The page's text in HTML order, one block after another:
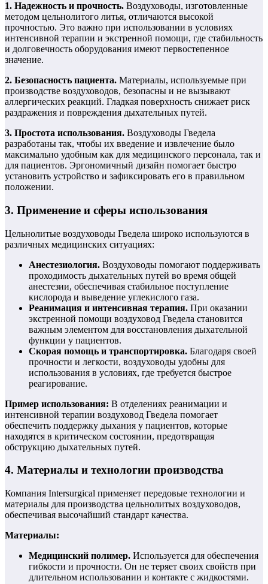
1. Надежность и прочность. Воздуховоды, изготовленные
методом цельнолитого литья, отличаются высокой
прочностью. Это важно при использовании в условиях
интенсивной терапии и экстренной помощи, где стабильность
и долговечность оборудования имеют первостепенное
значение.
2. Безопасность пациента. Материалы, используемые при
производстве воздуховодов, безопасны и не вызывают
аллергических реакций. Гладкая поверхность снижает риск
раздражения и повреждения дыхательных путей.
3. Простота использования. Воздуховоды Гведела
разработаны так, чтобы их введение и извлечение было
максимально удобным как для медицинского персонала, так и
для пациентов. Эргономичный дизайн помогает быстро
установить устройство и зафиксировать его в правильном
положении.
3. Применение и сферы использования
Цельнолитые воздуховоды Гведела широко используются в
различных медицинских ситуациях:
Анестезиология. Воздуховоды помогают поддерживать
проходимость дыхательных путей во время общей
анестезии, обеспечивая стабильное поступление
кислорода и выведение углекислого газа.
Реанимация и интенсивная терапия. При оказании
экстренной помощи воздуховод Гведела становится
важным элементом для восстановления дыхательной
функции у пациентов.
Скорая помощь и транспортировка. Благодаря своей
прочности и легкости, воздуховоды удобны для
использования в условиях, где требуется быстрое
реагирование.
Пример использования: В отделениях реанимации и
интенсивной терапии воздуховод Гведела помогает
обеспечить поддержку дыхания у пациентов, которые
находятся в критическом состоянии, предотвращая
обструкцию дыхательных путей.
4. Материалы и технологии производства
Компания Intersurgical применяет передовые технологии и
материалы для производства цельнолитых воздуховодов,
обеспечивая высочайший стандарт качества.
Материалы:
Медицинский полимер. Используется для обеспечения
гибкости и прочности. Он не теряет своих свойств при
длительном использовании и контакте с жидкостями.